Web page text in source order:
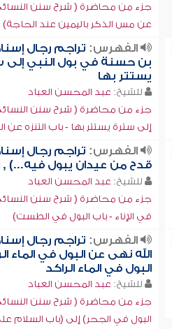
جزء من محاضرة ( شرح سنن
عن مس الذكر باليمين عند الحاجة)
الفهرس: تراجم رجال
بن حسنة في بول النبي إلى
يستتر بها
للشيخ: عبد المحسن العباد
جزء من محاضرة ( شرح سنن النسائي
إلى سترة يستتر بها - باب التنزه عن
الفهرس: تراجم رجال
قدح من عيدان يبول فيه...) ,
للشيخ: عبد المحسن العباد
جزء من محاضرة ( شرح سنن النسائي
في الإناء - باب البول في الطست)
الفهرس: تراجم رجال
الله نهى عن البول في الماء
البول في الماء الراكد
للشيخ: عبد المحسن العباد
جزء من محاضرة ( شرح سنن
البول في الجحر) إلى (باب السلام